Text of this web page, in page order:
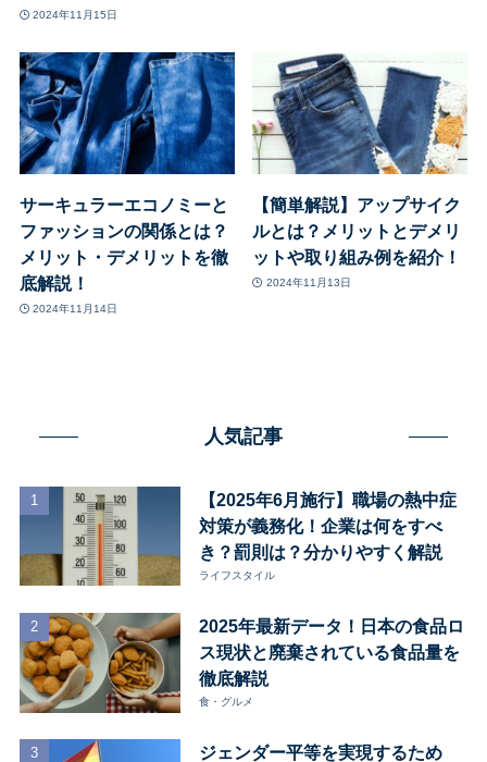
2024年11月15日
サーキュラーエコノミーと
ファッションの関係とは？
メリット・デメリットを徹
底解説！
2024年11月14日
【簡単解説】アップサイク
ルとは？メリットとデメリ
ットや取り組み例を紹介！
2024年11月13日
人気記事
【2025年6月施行】職場の熱中症
対策が義務化！企業は何をすべ
き？罰則は？分かりやすく解説
ライフスタイル
2025年最新データ！日本の食品ロ
ス現状と廃棄されている食品量を
徹底解説
食・グルメ
ジェンダー平等を実現するため